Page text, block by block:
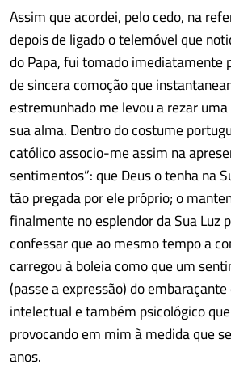
Assim que acordei, pelo cedo, na
depois de ligado o telemóvel que
do Papa, fui tomado imediatamente
de sincera comoção que
estremunhado me levou a rezar
sua alma. Dentro do costume
católico associo-me assim na
sentimentos”: que Deus o tenha na
tão pregada por ele próprio; o
finalmente no esplendor da Sua Luz
confessar que ao mesmo tempo a
carregou à boleia como que um
(passe a expressão) do
intelectual e também psicológico
provocando em mim à medida que
anos.